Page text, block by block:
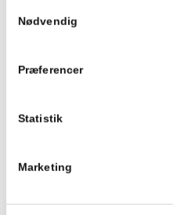
Se Cookie & Privatlivspolitik
Nødvendig
Præferencer
Statistik
Marketing
Manøvrer på vej
7.17 Kørsel ved siden af andre
Dato: